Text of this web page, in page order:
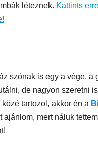
léteznek. Kattints
szónak is egy a vége, a
de nagyon szeretni
tartozol, akkor én a
ajánlom, mert náluk